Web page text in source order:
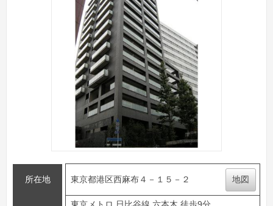
所在地 東京都港区西麻布４－１５－２ 地図